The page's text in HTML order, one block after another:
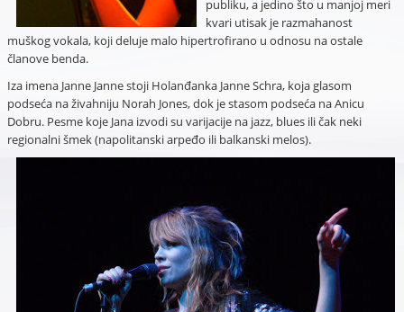
publiku, a jedino što u manjoj meri
kvari utisak je razmahanost
muškog vokala, koji deluje malo hipertrofirano u odnosu na ostale
članove benda.
Iza imena Janne Janne stoji Holanđanka Janne Schra, koja glasom
podseća na živahniju Norah Jones, dok je stasom podseća na Anicu
Dobru. Pesme koje Jana izvodi su varijacije na jazz, blues ili čak neki
regionalni šmek (napolitanski arpeđo ili balkanski melos).